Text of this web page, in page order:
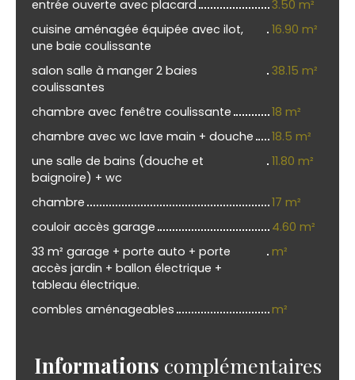
entrée ouverte avec placard
3.50 m²
cuisine aménagée équipée avec ilot,
une baie coulissante
16.90 m²
salon salle à manger 2 baies
coulissantes
38.15 m²
chambre avec fenêtre coulissante
18 m²
chambre avec wc lave main + douche
18.5 m²
une salle de bains (douche et
baignoire) + wc
11.80 m²
chambre
17 m²
couloir accès garage
4.60 m²
33 m² garage + porte auto + porte
accès jardin + ballon électrique +
tableau électrique.
m²
combles aménageables m²
Informations complémentaires